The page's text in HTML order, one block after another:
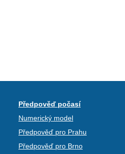
Předpověď počasí
Numerický model
Předpověď pro Prahu
Předpověď pro Brno